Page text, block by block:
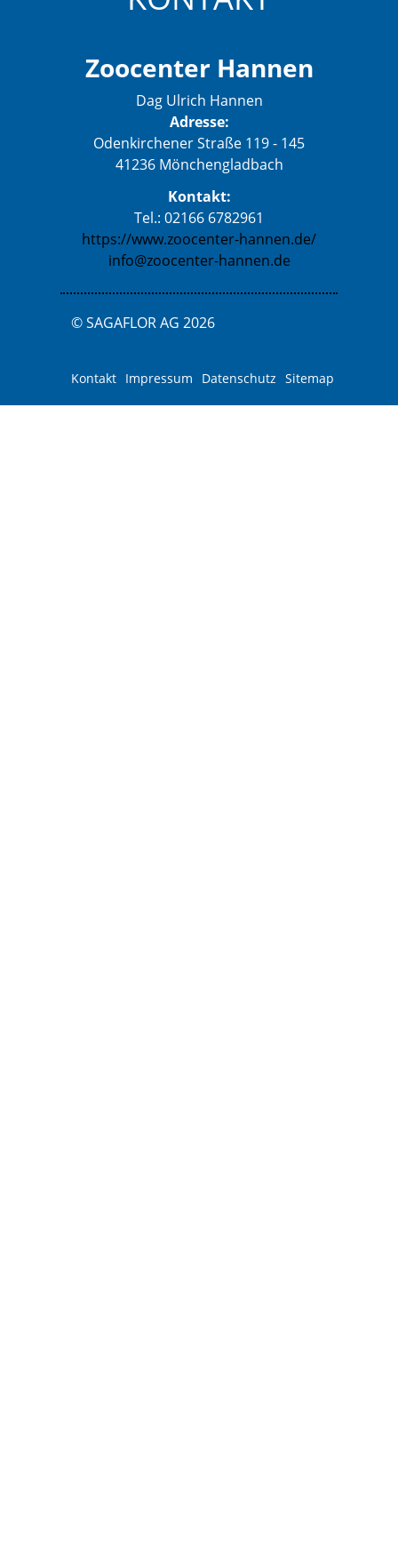
Zoocenter Hannen
Dag Ulrich Hannen
Adresse:
Odenkirchener Straße 119 - 145
41236 Mönchengladbach
Kontakt:
Tel.: 02166 6782961
https://www.zoocenter-hannen.de/
info@zoocenter-hannen.de
© SAGAFLOR AG 2026
Kontakt Impressum Datenschutz Sitemap